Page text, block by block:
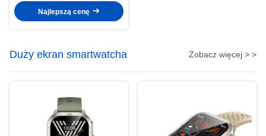
śledzenia / AI
Najlepszą cenę
Duży ekran smartwatcha Zobacz więcej > >